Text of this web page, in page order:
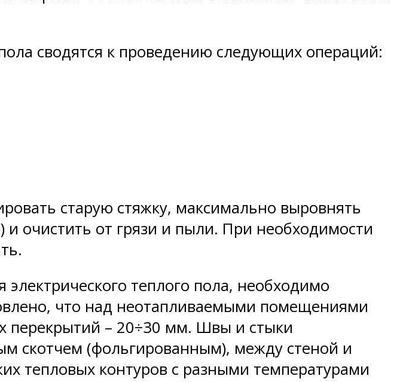
сводятся к проведению следующих операций:
старую стяжку, максимально выровнять
очистить от грязи и пыли. При необходимости
теплого пола, необходимо
что над неотапливаемыми помещениями
перекрытий – 20÷30 мм. Швы и стыки
скотчем (фольгированным), между стеной и
тепловых контуров с разными температурами